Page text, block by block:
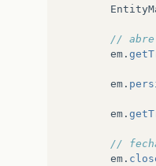
void
this
// abre
em .
em .
em .
//
em .